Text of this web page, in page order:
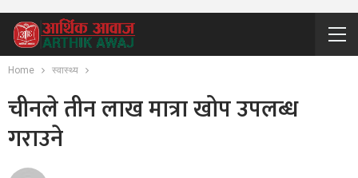
Home स्वास्थ्य
चीनले तीन लाख मात्रा खोप उपलब्ध
गराउने